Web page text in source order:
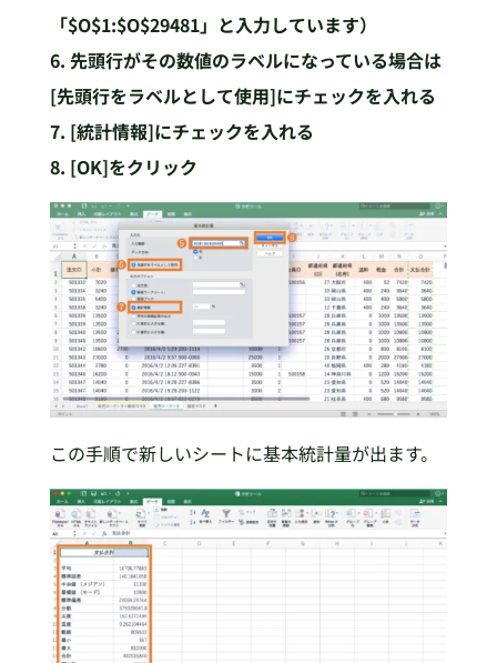
「$O$1:$O$29481」と入力しています）
6. 先頭行がその数値のラベルになっている場合は
[先頭行をラベルとして使用]にチェックを入れる
7. [統計情報]にチェックを入れる
8. [OK]をクリック
この手順で新しいシートに基本統計量が出ます。